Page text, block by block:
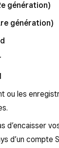
génération)
génération)
ou les
d’encaisser
d’un compte